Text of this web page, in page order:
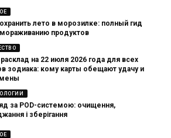
лето в морозилке: полный гид
продуктов
на 22 июля 2026 года для всех
зодиака: кому карты обещают удачу и
за POD-системою: очищення,
і зберігання